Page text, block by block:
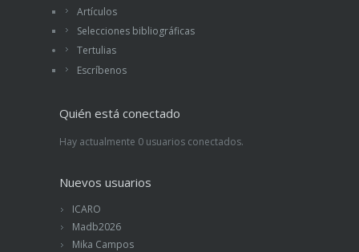
Artículos
Selecciones bibliográficas
Tertulias
Escríbenos
Quién está conectado
Hay actualmente 0 usuarios conectados.
Nuevos usuarios
ICARO
Madb2026
Mika Campos